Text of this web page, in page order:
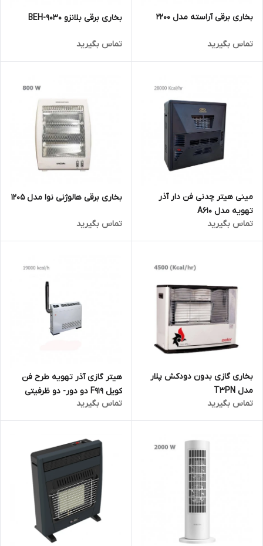
بخاری برقی آراسته مدل 2200
تماس بگیرید
بخاری برقی بلانزو BEH-9030
تماس بگیرید
مینی هیتر چدنی فن دار آذر
تهویه مدل A610
تماس بگیرید
بخاری برقی هالوژنی نوا مدل 1205
تماس بگیرید
بخاری گازی بدون دودکش پلار
مدل T3PN
تماس بگیرید
هیتر گازی آذر تهویه طرح فن
کویل F919 دو دور- دو ظرفیتی
تماس بگیرید